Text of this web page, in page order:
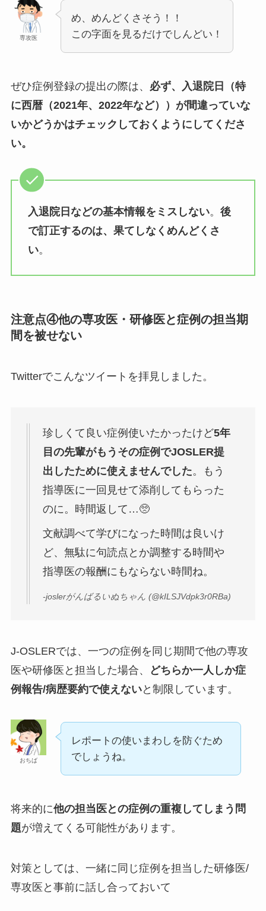
専攻医
め、めんどくさそう！！
この字面を見るだけでしんどい！
ぜひ症例登録の提出の際は、 必ず、入退院日（特
に西暦（2021年、2022年など）
）が間違っていな
いかどうかはチェックしておくようにしてくださ
い。
入退院日などの基本情報をミスしない。 後
で訂正するのは、果てしなくめんどくさ
い。
注意点④他の専攻医・研修医と症例の担当期
間を被せない
Twitterでこんなツイートを拝見しました。
珍しくて良い症例使いたかったけど5年
目の先輩がもうその症例でJOSLER提
出したために使えませんでした。もう
指導医に一回見せて添削してもらった
のに。時間返して…🥺
文献調べて学びになった時間は良いけ
ど、無駄に句読点とか調整する時間や
指導医の報酬にもならない時間ね。
-joslerがんばるいぬちゃん (@kILSJVdpk3r0RBa)
J-OSLERでは、一つの症例を同じ期間で他の専攻
医や研修医と担当した場合、
どちらか一人しか症
例報告/病歴要約で使えないと制限しています。
おちば
レポートの使いまわしを防ぐため
でしょうね。
将来的に他の担当医との症例の重複してしまう問
題が増えてくる可能性があります。
対策としては、一緒に同じ症例を担当した研修医/
専攻医と事前に話し合っておいて